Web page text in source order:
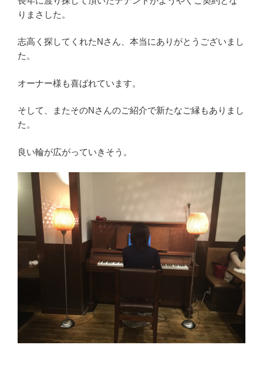
りまさした。
志高く探してくれたNさん、本当にありがとうございまし
た。
オーナー様も喜ばれています。
そして、またそのNさんのご紹介で新たなご縁もありまし
た。
良い輪が広がっていきそう。